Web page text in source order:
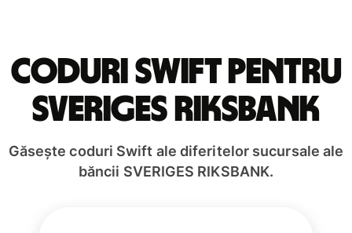
Coduri Swift pentru
SVERIGES RIKSBANK
Găsește coduri Swift ale diferitelor sucursale ale
băncii SVERIGES RIKSBANK.